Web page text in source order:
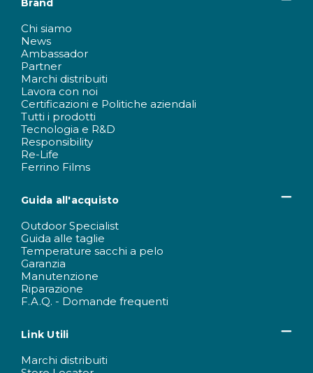
Brand
Chi siamo
News
Ambassador
Partner
Marchi distribuiti
Lavora con noi
Certificazioni e Politiche aziendali
Tutti i prodotti
Tecnologia e R&D
Responsibility
Re-Life
Ferrino Films
Guida all'acquisto
Outdoor Specialist
Guida alle taglie
Temperature sacchi a pelo
Garanzia
Manutenzione
Riparazione
F.A.Q. - Domande frequenti
Link Utili
Marchi distribuiti